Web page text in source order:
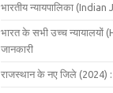
भारतीय न्यायपालिका
भारत के सभी उच्च न्यायालयों
जानकारी
राजस्थान के नए जिले (2024) :